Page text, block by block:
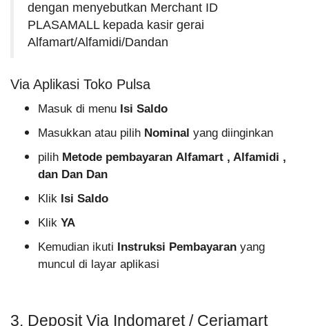
dengan menyebutkan Merchant ID
PLASAMALL kepada kasir gerai
Alfamart/Alfamidi/Dandan
Via Aplikasi Toko Pulsa
Masuk di menu Isi Saldo
Masukkan atau pilih Nominal yang diinginkan
pilih Metode pembayaran Alfamart , Alfamidi ,
dan Dan Dan
Klik Isi Saldo
Klik YA
Kemudian ikuti
Instruksi Pembayaran yang
muncul di layar aplikasi
3. Deposit Via Indomaret / Ceriamart